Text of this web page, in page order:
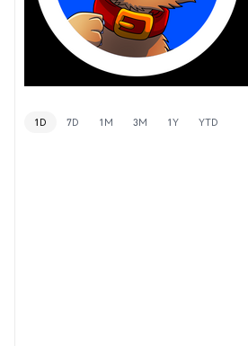
1D 7D 1M 3M 1Y YTD